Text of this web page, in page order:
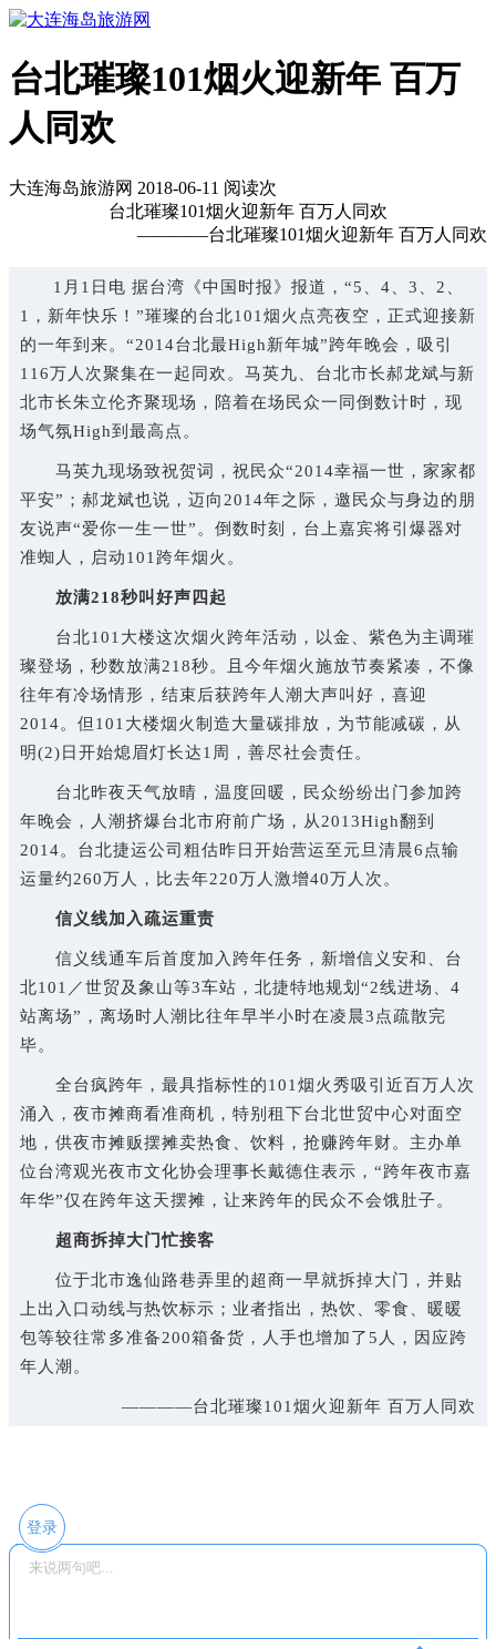
台北璀璨101烟火迎新年 百万
人同欢
大连海岛旅游网 2018-06-11 阅读次
台北璀璨101烟火迎新年 百万人同欢
————台北璀璨101烟火迎新年 百万人同欢
1月1日电 据台湾《中国时报》报道，“5、4、3、2、
1，新年快乐！”璀璨的台北101烟火点亮夜空，正式迎接新
的一年到来。“2014台北最High新年城”跨年晚会，吸引
116万人次聚集在一起同欢。马英九、台北市长郝龙斌与新
北市长朱立伦齐聚现场，陪着在场民众一同倒数计时，现
场气氛High到最高点。
马英九现场致祝贺词，祝民众“2014幸福一世，家家都
平安”；郝龙斌也说，迈向2014年之际，邀民众与身边的朋
友说声“爱你一生一世”。倒数时刻，台上嘉宾将引爆器对
准蜘人，启动101跨年烟火。
放满218秒叫好声四起
台北101大楼这次烟火跨年活动，以金、紫色为主调璀
璨登场，秒数放满218秒。且今年烟火施放节奏紧凑，不像
往年有冷场情形，结束后获跨年人潮大声叫好，喜迎
2014。但101大楼烟火制造大量碳排放，为节能减碳，从
明(2)日开始熄眉灯长达1周，善尽社会责任。
台北昨夜天气放晴，温度回暖，民众纷纷出门参加跨
年晚会，人潮挤爆台北市府前广场，从2013High翻到
2014。台北捷运公司粗估昨日开始营运至元旦清晨6点输
运量约260万人，比去年220万人激增40万人次。
信义线加入疏运重责
信义线通车后首度加入跨年任务，新增信义安和、台
北101／世贸及象山等3车站，北捷特地规划“2线进场、4
站离场”，离场时人潮比往年早半小时在凌晨3点疏散完
毕。
全台疯跨年，最具指标性的101烟火秀吸引近百万人次
涌入，夜市摊商看准商机，特别租下台北世贸中心对面空
地，供夜市摊贩摆摊卖热食、饮料，抢赚跨年财。主办单
位台湾观光夜市文化协会理事长戴德住表示，“跨年夜市嘉
年华”仅在跨年这天摆摊，让来跨年的民众不会饿肚子。
超商拆掉大门忙接客
位于北市逸仙路巷弄里的超商一早就拆掉大门，并贴
上出入口动线与热饮标示；业者指出，热饮、零食、暖暖
包等较往常多准备200箱备货，人手也增加了5人，因应跨
年人潮。
————台北璀璨101烟火迎新年 百万人同欢
登录